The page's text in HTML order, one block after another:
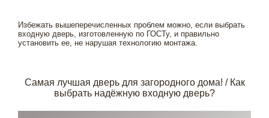
Избежать вышеперечисленных проблем можно, если выбрать
входную дверь, изготовленную по ГОСТу, и правильно
установить ее, не нарушая технологию монтажа.
Самая лучшая дверь для загородного дома! / Как
выбрать надёжную входную дверь?